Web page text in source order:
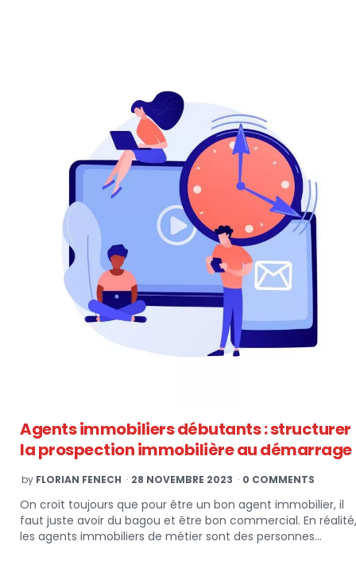
Agents immobiliers débutants : structurer
la prospection immobilière au démarrage
POSTED
BY
by FLORIAN FENECH 28 NOVEMBRE 2023 0 COMMENTS
On croit toujours que pour être un bon agent immobilier, il
faut juste avoir du bagou et être bon commercial. En réalité,
les agents immobiliers de métier sont des personnes…